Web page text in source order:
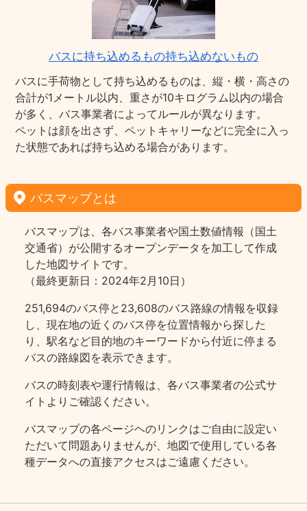
バスに持ち込めるもの持ち込めないもの
バスに手荷物として持ち込めるものは、縦・横・高さの
合計が1メートル以内、重さが10キログラム以内の場合
が多く、バス事業者によってルールが異なります。
ペットは顔を出さず、ペットキャリーなどに完全に入っ
た状態であれば持ち込める場合があります。
バスマップとは
バスマップは、各バス事業者や国土数値情報（国土
交通省）が公開するオープンデータを加工して作成
した地図サイトです。
（最終更新日：2024年2月10日）
251,694のバス停と23,608のバス路線の情報を収録
し、現在地の近くのバス停を位置情報から探した
り、駅名など目的地のキーワードから付近に停まる
バスの路線図を表示できます。
バスの時刻表や運行情報は、各バス事業者の公式サ
イトよりご確認ください。
バスマップの各ページヘのリンクはご自由に設定い
ただいて問題ありませんが、地図で使用している各
種データへの直接アクセスはご遠慮ください。